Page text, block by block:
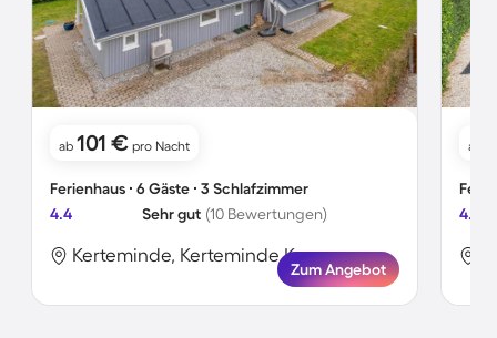
ab 101 € pro Nacht
Ferienhaus ∙ 6 Gäste ∙ 3 Schlafzimmer
4.4
Sehr gut (10 Bewertungen)
Kerteminde, Kerteminde Kommune, Dänemark
Zum Angebot
ab
4.0